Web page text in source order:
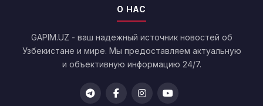
О НАС
GAPIM.UZ - ваш надежный источник новостей об
Узбекистане и мире. Мы предоставляем актуальную
и объективную информацию 24/7.